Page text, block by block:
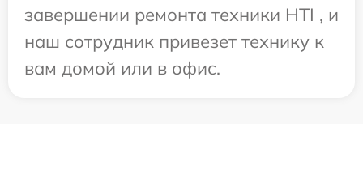
завершении ремонта техники HTI , и
наш сотрудник привезет технику к
вам домой или в офис.